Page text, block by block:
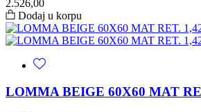
2.526,00
Dodaj u korpu
LOMMA BEIGE 60X60 MAT